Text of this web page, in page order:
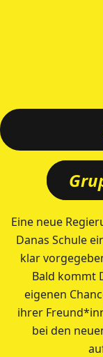
Eine neue
Danas Schule
klar
Bald kommt
eigenen
ihrer
bei den